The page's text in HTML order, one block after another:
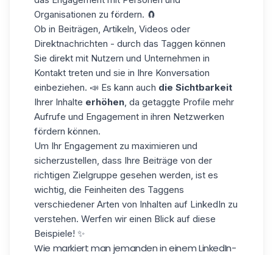
Organisationen zu fördern. 🧲
Ob in Beiträgen, Artikeln, Videos oder
Direktnachrichten - durch das Taggen können
Sie direkt mit Nutzern und Unternehmen in
Kontakt treten und sie in Ihre Konversation
einbeziehen. 📣 Es kann auch die Sichtbarkeit
Ihrer Inhalte erhöhen , da getaggte Profile mehr
Aufrufe und Engagement in ihren Netzwerken
fördern können.
Um Ihr Engagement zu maximieren und
sicherzustellen, dass Ihre Beiträge von der
richtigen Zielgruppe gesehen werden, ist es
wichtig, die Feinheiten des Taggens
verschiedener Arten von Inhalten auf LinkedIn zu
verstehen. Werfen wir einen Blick auf diese
Beispiele! ✨
Wie markiert man jemanden in einem LinkedIn-